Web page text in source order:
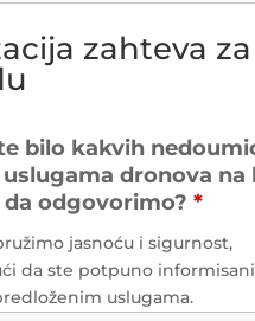
zahteva za
bilo kakvih
dronova na
odgovorimo? *
jasnoću i sigurnost,
da ste potpuno
uslugama.